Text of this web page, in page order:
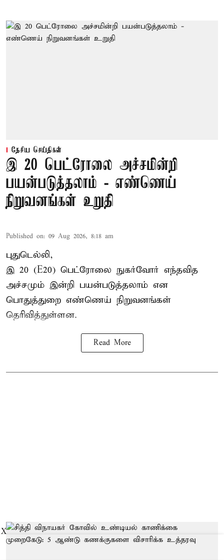
தேசிய செய்திகள்
இ 20 பெட்ரோலை அச்சமின்றி
பயன்படுத்தலாம் - எண்ணெய்
நிறுவனங்கள் உறுதி
Published on: 09 Aug 2026, 8:18 am
புதுடெல்லி,
இ 20 (E20) பெட்ரோலை நுகர்வோர் எந்தவித
அச்சமும் இன்றி பயன்படுத்தலாம் என
பொதுத்துறை எண்ணெய் நிறுவனங்கள்
தெரிவித்துள்ளன.
Read More
X